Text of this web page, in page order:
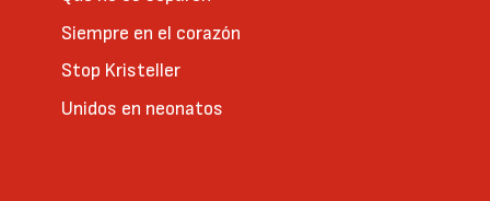
Siempre en el corazón
Stop Kristeller
Unidos en neonatos